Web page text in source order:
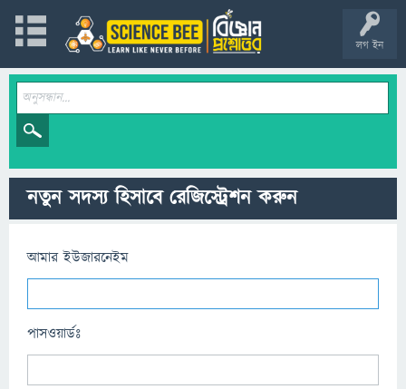
লগ ইন
নতুন সদস্য হিসাবে রেজিস্ট্রেশন করুন
আমার ইউজারনেইম
পাসওয়ার্ডঃ